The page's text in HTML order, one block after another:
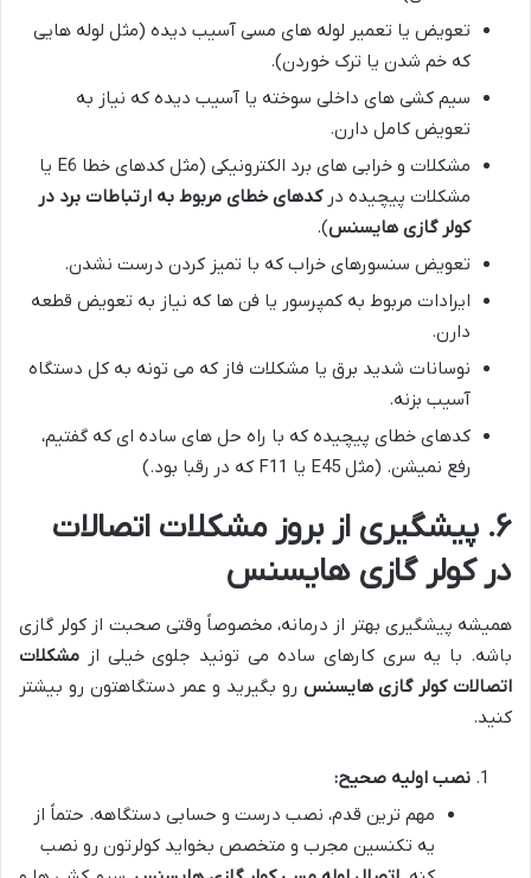
تعویض یا تعمیر لوله های مسی آسیب دیده (مثل لوله هایی
که خم شدن یا ترک خوردن).
سیم کشی های داخلی سوخته یا آسیب دیده که نیاز به
تعویض کامل دارن.
مشکلات و خرابی های برد الکترونیکی (مثل کدهای خطا E6 یا
مشکلات پیچیده درکدهای خطای مربوط به ارتباطات برد در
کولر گازی هایسنس).
تعویض سنسورهای خراب که با تمیز کردن درست نشدن.
ایرادات مربوط به کمپرسور یا فن ها که نیاز به تعویض قطعه
دارن.
نوسانات شدید برق یا مشکلات فاز که می تونه به کل دستگاه
آسیب بزنه.
کدهای خطای پیچیده که با راه حل های ساده ای که گفتیم،
رفع نمیشن. (مثل E45 یا F11 که در رقبا بود.)
۶. پیشگیری از بروز مشکلات اتصالات
در کولر گازی هایسنس
همیشه پیشگیری بهتر از درمانه، مخصوصاً وقتی صحبت از کولر گازی
باشه. با یه سری کارهای ساده می تونید جلوی خیلی از مشکلات
اتصالات کولر گازی هایسنس رو بگیرید و عمر دستگاهتون رو بیشتر
کنید.
نصب اولیه صحیح:
مهم ترین قدم، نصب درست و حسابی دستگاهه. حتماً از
یه تکنسین مجرب و متخصص بخواید کولرتون رو نصب